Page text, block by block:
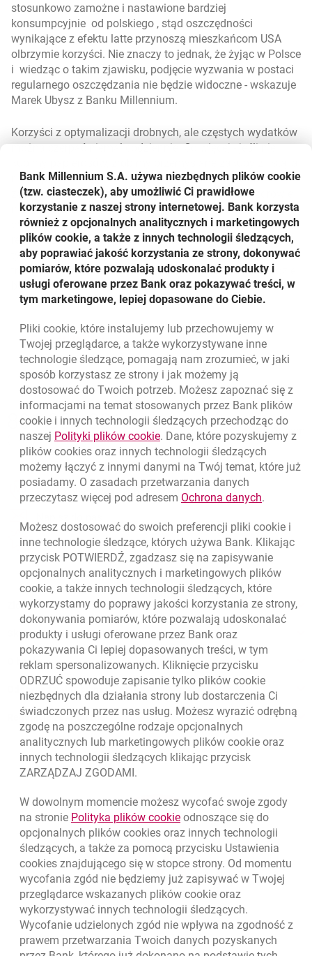
stosunkowo zamożne i nastawione bardziej
konsumpcyjnie od polskiego , stąd oszczędności
wynikające z efektu latte przynoszą mieszkańcom USA
olbrzymie korzyści. Nie znaczy to jednak, że żyjąc w Polsce
i wiedząc o takim zjawisku, podjęcie wyzwania w postaci
regularnego oszczędzania nie będzie widoczne - wskazuje
Marek Ubysz z Banku Millennium.
Korzyści z optymalizacji drobnych, ale częstych wydatków
można czerpać niemal codziennie. Co więcej - jeśli nie
nie impulsywnie, czy przygotujemy posiłek w domu
zamiast korzystać z sieci fast food, wyjdzie to na zdrowie
nie tylko naszemu portfelowi. Warto więc przejrzeć swoje
wydatki - bez względu na to czy jesteśmy świadkami
recesji czy szalejącego konsumpcjonizmu. Pamiętajmy
tylko, aby zaoszczędzone dzięki efektowi latte pieniądze
trafiły na konto, lokatę lub jakiekolwiek inne miejsce, gdzie
będą bezpieczne procentować na przyszłość.
Powrót do listy
Nawigacja dolna
Zadzwoń do nas
801 331 331
(+48) 22 598 40 40
Migam
Znajdź placówkę lub bankomat otwiera się w nowej karcie
Oceń nas otwiera się w nowej karcie
Złóż wniosek przez internet
Skontaktuj się ze Specjalistą
O banku
Odpowiedzialny biznes
Regulacje zewnętrzne
Bank Millennium S.A. używa niezbędnych plików cookie
(tzw. ciasteczek), aby umożliwić Ci prawidłowe
korzystanie z naszej strony internetowej. Bank korzysta
również z opcjonalnych analitycznych i marketingowych
plików cookie, a także z innych technologii śledzących,
aby poprawiać jakość korzystania ze strony, dokonywać
pomiarów, które pozwalają udoskonalać produkty i
usługi oferowane przez Bank oraz pokazywać treści, w
tym marketingowe, lepiej dopasowane do Ciebie.
Pliki cookie, które instalujemy lub przechowujemy w
Twojej przeglądarce, a także wykorzystywane inne
technologie śledzące, pomagają nam zrozumieć, w jaki
sposób korzystasz ze strony i jak możemy ją
dostosować do Twoich potrzeb. Możesz zapoznać się z
informacjami na temat stosowanych przez Bank plików
cookie i innych technologii śledzących przechodząc do
naszej Polityki plików cookielink otwiera się w nowym oknie
. Dane, które pozyskujemy z
plików cookies oraz innych technologii śledzących
możemy łączyć z innymi danymi na Twój temat, które już
posiadamy. O zasadach przetwarzania danych
przeczytasz więcej pod adresem Ochrona danychlink
.
Możesz dostosować do swoich preferencji pliki cookie i
inne technologie śledzące, których używa Bank. Klikając
przycisk POTWIERDŹ, zgadzasz się na zapisywanie
opcjonalnych analitycznych i marketingowych plików
cookie, a także innych technologii śledzących, które
wykorzystamy do poprawy jakości korzystania ze strony,
dokonywania pomiarów, które pozwalają udoskonalać
produkty i usługi oferowane przez Bank oraz
pokazywania Ci lepiej dopasowanych treści, w tym
reklam spersonalizowanych. Kliknięcie przycisku
ODRZUĆ spowoduje zapisanie tylko plików cookie
niezbędnych dla działania strony lub dostarczenia Ci
świadczonych przez nas usług. Możesz wyrazić odrębną
zgodę na poszczególne rodzaje opcjonalnych
analitycznych lub marketingowych plików cookie oraz
innych technologii śledzących klikając przycisk
ZARZĄDZAJ ZGODAMI.
W dowolnym momencie możesz wycofać swoje zgody
na stronie Polityka plików cookielink otwiera się w nowym
odnoszące się do
opcjonalnych plików cookies oraz innych technologii
śledzących, a także za pomocą przycisku Ustawienia
cookies znajdującego się w stopce strony. Od momentu
wycofania zgód nie będziemy już zapisywać w Twojej
przeglądarce wskazanych plików cookie oraz
wykorzystywać innych technologii śledzących.
Wycofanie udzielonych zgód nie wpływa na zgodność z
prawem przetwarzania Twoich danych pozyskanych